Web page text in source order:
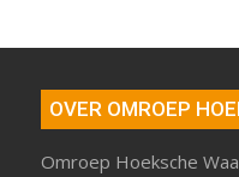
OVER OMROEP
Omroep Hoeksche